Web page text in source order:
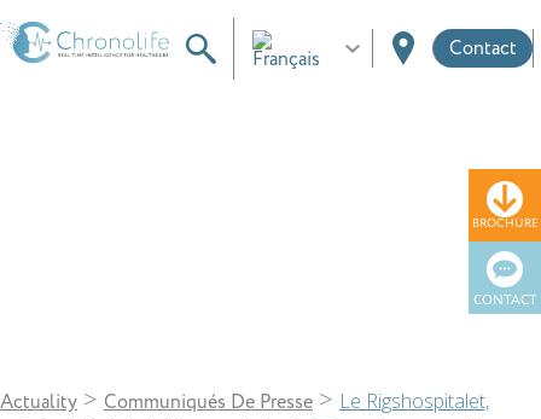
BROCHURE
CONTACT
Contact
Actuality > Communiqués De Presse > Le Rigshospitalet,